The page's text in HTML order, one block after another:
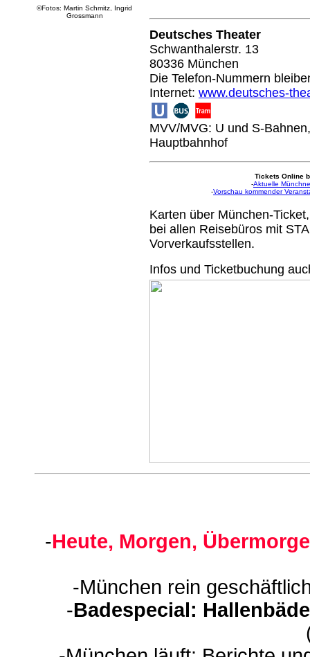
©Fotos: Martin Schmitz, Ingrid
Grossmann
Deutsches Theater
Schwanthalerstr. 13
80336 München
Die Telefon-Nummern
Internet: www.deutsches-
MVV/MVG: U und S-
Hauptbahnhof
Tickets Online
-Aktuelle
-Vorschau kommender
Karten über München-
bei allen Reisebüros mit
Vorverkaufsstellen.
Infos und Ticketbuchung
-Heute, Morgen,
-München rein
-Badespecial: